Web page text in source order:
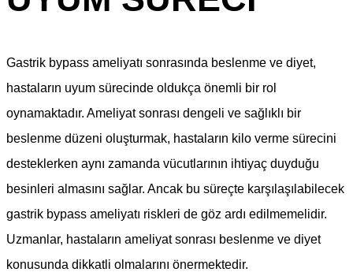
Gastrik bypass ameliyatı sonrasında beslenme ve diyet,
hastaların uyum sürecinde oldukça önemli bir rol
oynamaktadır. Ameliyat sonrası dengeli ve sağlıklı bir
beslenme düzeni oluşturmak, hastaların kilo verme sürecini
desteklerken aynı zamanda vücutlarının ihtiyaç duyduğu
besinleri almasını sağlar. Ancak bu süreçte karşılaşılabilecek
gastrik bypass ameliyatı riskleri de göz ardı edilmemelidir.
Uzmanlar, hastaların ameliyat sonrası beslenme ve diyet
konusunda dikkatli olmalarını önermektedir.